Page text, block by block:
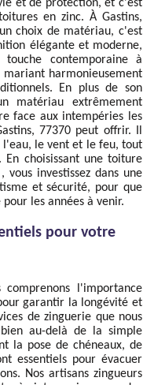
et de protection, et c'est
en zinc. À Gastins,
choix de matériau, c'est
élégante et moderne,
contemporaine à
harmonieusement
En plus de son
matériau extrêmement
face aux intempéries les
77370 peut offrir. Il
le vent et le feu, tout
choisissant une toiture
vous investissez dans une
et sécurité, pour que
les années à venir.
pour votre
comprenons l'importance
garantir la longévité et
de zinguerie que nous
au-delà de la simple
la pose de chéneaux, de
essentiels pour évacuer
Nos artisans zingueurs